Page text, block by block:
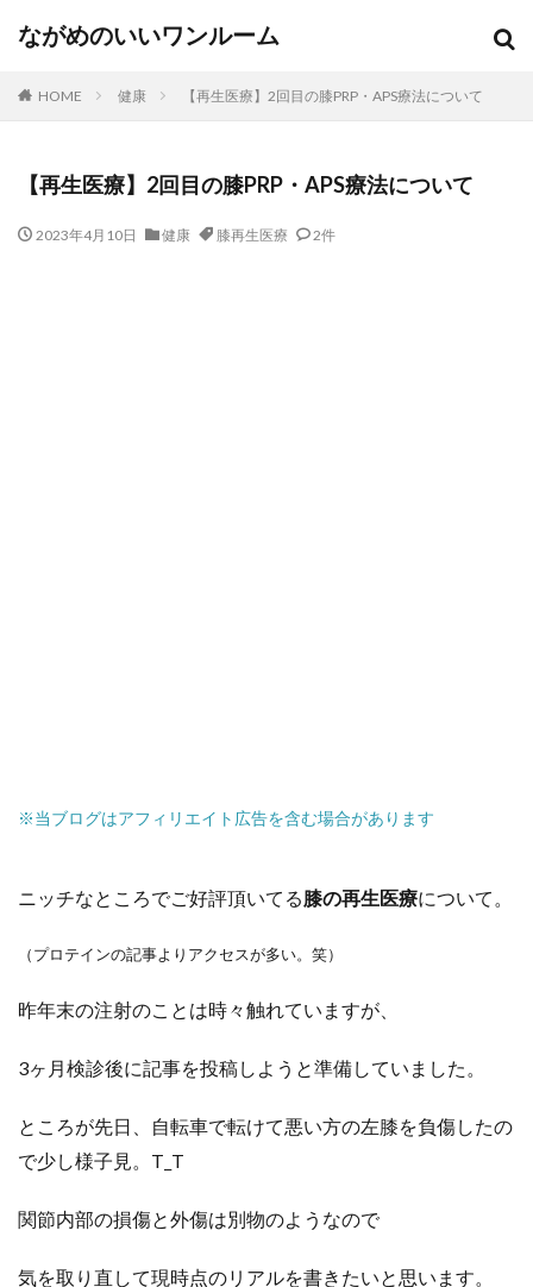
ながめのいいワンルーム
HOME 健康 【再生医療】2回目の膝PRP・APS療法について
【再生医療】2回目の膝PRP・APS療法について
2023年4月10日 健康 膝再生医療 2件
※当ブログはアフィリエイト広告を含む場合があります
ニッチなところでご好評頂いてる膝の再生医療について。
（プロテインの記事よりアクセスが多い。笑）
昨年末の注射のことは時々触れていますが、
3ヶ月検診後に記事を投稿しようと準備していました。
ところが先日、自転車で転けて悪い方の左膝を負傷したの
で少し様子見。T_T
関節内部の損傷と外傷は別物のようなので
気を取り直して現時点のリアルを書きたいと思います。